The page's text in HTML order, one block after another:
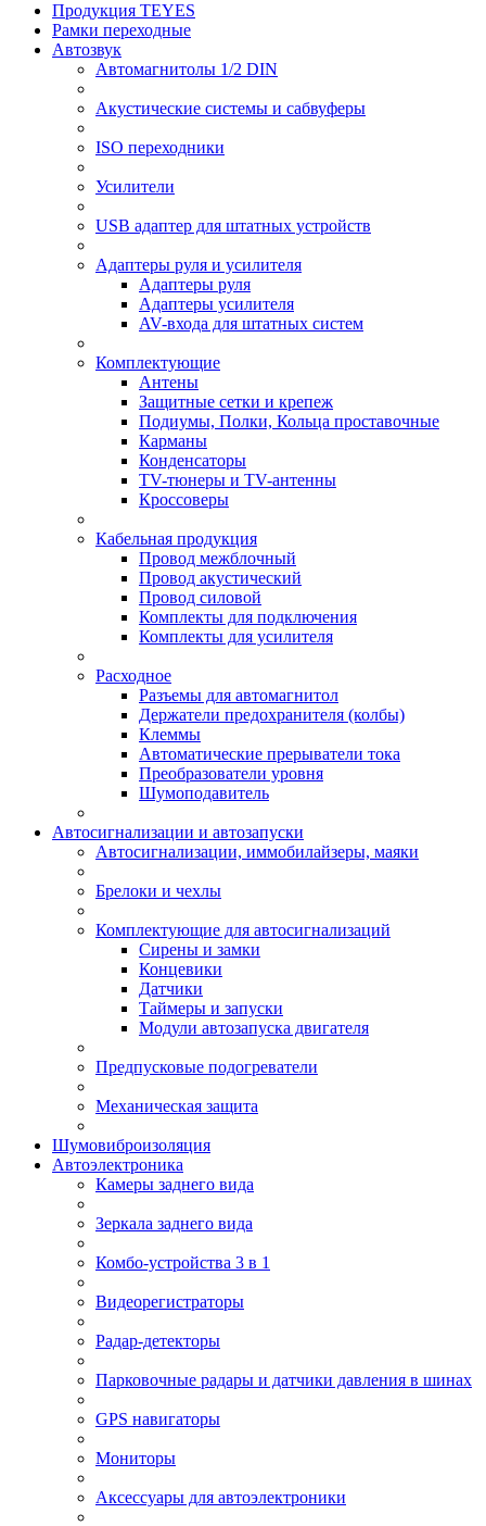
Продукция TEYES
Рамки переходные
Автозвук
Автомагнитолы 1/2 DIN
Акустические системы и сабвуферы
ISO переходники
Усилители
USB адаптер для штатных устройств
Адаптеры руля и усилителя
Адаптеры руля
Адаптеры усилителя
AV-входа для штатных систем
Комплектующие
Антены
Защитные сетки и крепеж
Подиумы, Полки, Кольца проставочные
Карманы
Конденсаторы
TV-тюнеры и TV-антенны
Кроссоверы
Кабельная продукция
Провод межблочный
Провод акустический
Провод силовой
Комплекты для подключения
Комплекты для усилителя
Расходное
Разъемы для автомагнитол
Держатели предохранителя (колбы)
Клеммы
Автоматические прерыватели тока
Преобразователи уровня
Шумоподавитель
Автосигнализации и автозапуски
Автосигнализации, иммобилайзеры, маяки
Брелоки и чехлы
Комплектующие для автосигнализаций
Сирены и замки
Концевики
Датчики
Таймеры и запуски
Модули автозапуска двигателя
Предпусковые подогреватели
Механическая защита
Шумовиброизоляция
Автоэлектроника
Камеры заднего вида
Зеркала заднего вида
Комбо-устройства 3 в 1
Видеорегистраторы
Радар-детекторы
Парковочные радары и датчики давления в шинах
GPS навигаторы
Мониторы
Аксессуары для автоэлектроники